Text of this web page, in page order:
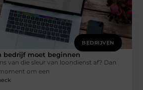
BEDRIJVEN
bedrijf moet beginnen
van die sleur van loondienst af? Dan
om een